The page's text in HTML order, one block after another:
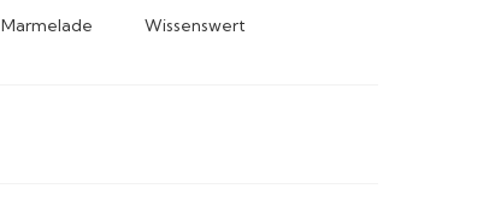
Marmelade Wissenswert